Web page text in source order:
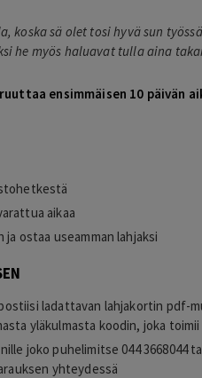
koska sä olet tosi hyvä sun
he myös haluavat tulla aina
ensimmäisen 10 päivän
aikaa
ostaa useamman lahjaksi
ladattavan lahjakortin pdf-
yläkulmasta koodin, joka
joko puhelimitse 044 3668044
yhteydessä